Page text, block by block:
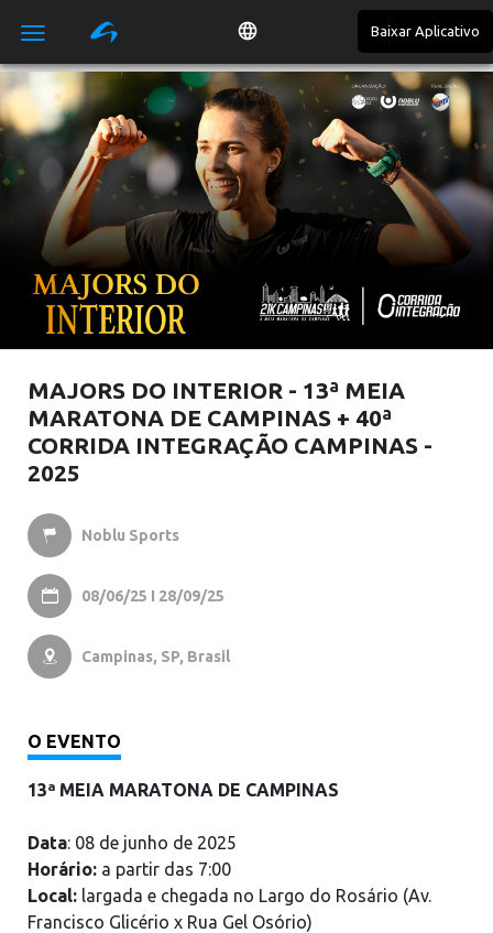
 Baixar Aplicativo
MAJORS DO INTERIOR - 13ª MEIA
MARATONA DE CAMPINAS + 40ª
CORRIDA INTEGRAÇÃO CAMPINAS -
2025
 Noblu Sports
 08/06/25 I 28/09/25
 Campinas, SP, Brasil
O EVENTO
13ª MEIA MARATONA DE CAMPINAS
Data: 08 de junho de 2025
Horário: a partir das 7:00
Local: largada e chegada no Largo do Rosário (Av.
Francisco Glicério x Rua Gel Osório)